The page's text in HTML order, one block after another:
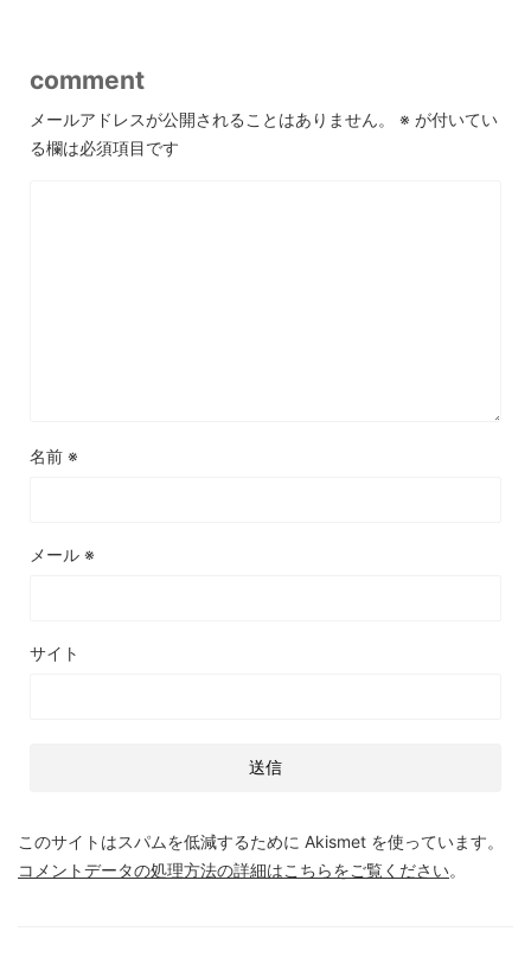
comment
メールアドレスが公開されることはありません。 ※ が付いてい
る欄は必須項目です
名前 ※
メール ※
サイト
このサイトはスパムを低減するために Akismet を使っています。
コメントデータの処理方法の詳細はこちらをご覧ください。